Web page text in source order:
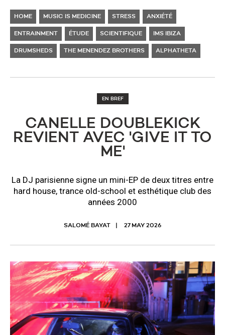
HOME MUSIC IS MEDICINE STRESS ANXIÉTÉ
ENTRAINMENT ÉTUDE SCIENTIFIQUE IMS IBIZA
DRUMSHEDS THE MENENDEZ BROTHERS ALPHATHETA
EN BREF
CANELLE DOUBLEKICK
REVIENT AVEC 'GIVE IT TO
ME'
La DJ parisienne signe un mini-EP de deux titres entre
hard house, trance old-school et esthétique club des
années 2000
SALOMÉ BAYAT 27 MAY 2026